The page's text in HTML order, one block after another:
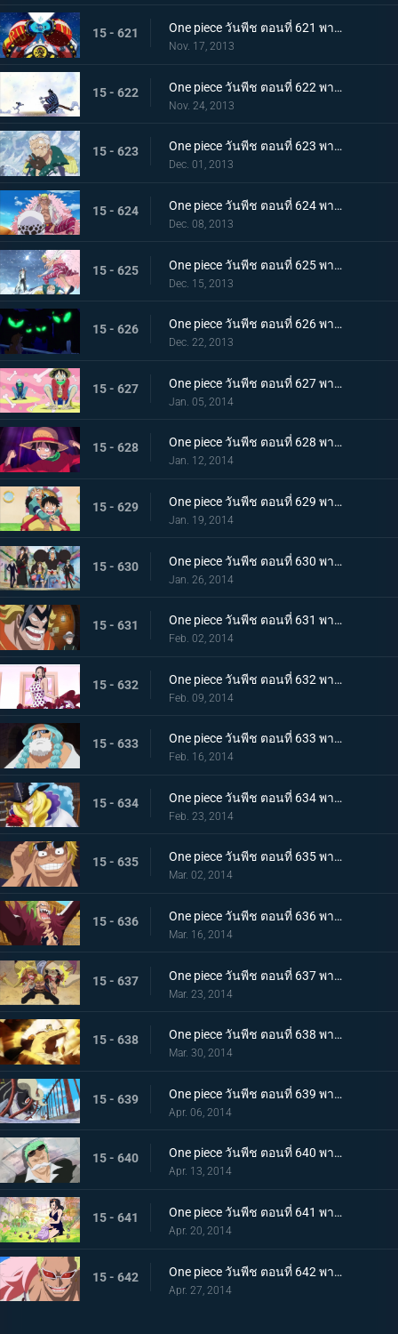
15 - 621 One piece วันพีช ตอนที่ 621 พากย์ไทย จับกุมซีซาร์ ระเบิดเจเนรัลแคนนอน
Nov. 17, 2013
15 - 622 One piece วันพีช ตอนที่ 622 พากย์ไทย พบกันอีกครั้งสุดประทับใจ! โมโมโนะสุเกะกับคินเอม่อน
Nov. 24, 2013
15 - 623 One piece วันพีช ตอนที่ 623 พากย์ไทย ถึงยามอำลา ออกเรือจากพังค์ฮาซาร์ด!
Dec. 01, 2013
15 - 624 One piece วันพีช ตอนที่ 624 พากย์ไทย G5 ย่อยยับ! โดฟลามิงโก้จู่โจม!
Dec. 08, 2013
15 - 625 One piece วันพีช ตอนที่ 625 พากย์ไทย ตึงเครียด! อาโอคิยิ ปะทะ โดฟลามิงโก้
Dec. 15, 2013
15 - 626 One piece วันพีช ตอนที่ 626 พากย์ไทย ซีซาร์หายตัวไป! พันธมิตรโจรสลัดจู่โจม
Dec. 22, 2013
15 - 627 One piece วันพีช ตอนที่ 627 พากย์ไทย ลูฟี่ตายในทะเล!? พันธมิตรโจรสลัดแตกหัก
Jan. 05, 2014
15 - 628 One piece วันพีช ตอนที่ 628 พากย์ไทย การพลิกกลับครั้งใหญ่! ลูฟี่ระเบิดหมัดแห่งความโกรธ!!!
Jan. 12, 2014
15 - 629 One piece วันพีช ตอนที่ 629 พากย์ไทย ตะลึง! ข่าวใหญ่ที่สั่นสะเทือนนิวเวิลด์
Jan. 19, 2014
15 - 630 One piece วันพีช ตอนที่ 630 พากย์ไทย ออกผจญภัย! ประเทศแห่งความรัก และ ความรู้สึกแรงกล้า เดรสโรซ่า
Jan. 26, 2014
15 - 631 One piece วันพีช ตอนที่ 631 พากย์ไทย ความบ้าระห่ำที่คอร์ริด้า โคลอสเซียม
Feb. 02, 2014
15 - 632 One piece วันพีช ตอนที่ 632 พากย์ไทย รักสุดอันตราย สาวนักเต้นไวโอเล็ต
Feb. 09, 2014
15 - 633 One piece วันพีช ตอนที่ 633 พากย์ไทย นักสู้ลึกลับสุดแกร่ง! ลูซี่ออกโรงแล้ว
Feb. 16, 2014
15 - 634 One piece วันพีช ตอนที่ 634 พากย์ไทย คุณชายโจรสลัด คาเวนดิช
Feb. 23, 2014
15 - 635 One piece วันพีช ตอนที่ 635 พากย์ไทย ชะตาชักนำอีกครั้ง ไฮยีน่า เบลลามี่
Mar. 02, 2014
15 - 636 One piece วันพีช ตอนที่ 636 พากย์ไทย ชูเปอร์โนวา! บาร์โธโลมีโอ มนุษย์กินคน
Mar. 16, 2014
15 - 637 One piece วันพีช ตอนที่ 637 พากย์ไทย การฟาดฟันของเหล่านักสู้! บล็อก B ลุกเป็นไฟ!
Mar. 23, 2014
15 - 638 One piece วันพีช ตอนที่ 638 พากย์ไทย ไม้ตายหมัดเดียวจอด! คิงพันช์ที่แสนน่ากลัว
Mar. 30, 2014
15 - 639 One piece วันพีช ตอนที่ 639 พากย์ไทย ปลานักสู้โจมตี! ทะลวงฝ่าสะพานแห่งความตายไปซะ
Apr. 06, 2014
15 - 640 One piece วันพีช ตอนที่ 640 พากย์ไทย ผจญภัย! กรีนบิท เกาะแห่งเหล่าภูติ
Apr. 13, 2014
15 - 641 One piece วันพีช ตอนที่ 641 พากย์ไทย โลกที่ไม่มีใครเคยล่วงรู้ อาณาจักรทอนตะต้า
Apr. 20, 2014
15 - 642 One piece วันพีช ตอนที่ 642 พากย์ไทย อุบายแห่งศตวรรษ!! โดฟลามิงโก้เริ่มเคลื่อนไหว!
Apr. 27, 2014